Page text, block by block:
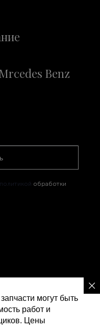
Benz
политикой обработки
могут быть
работ и
Цены